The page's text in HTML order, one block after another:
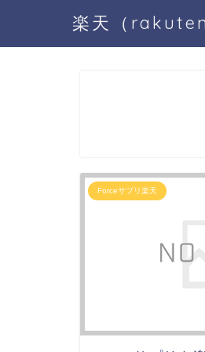
楽天（rakuten
Forceサプリ楽天